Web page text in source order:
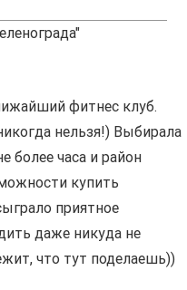
фитнес клуб.
нельзя!) Выбирала
более часа и район
купить
приятное
даже никуда не
что тут поделаешь))